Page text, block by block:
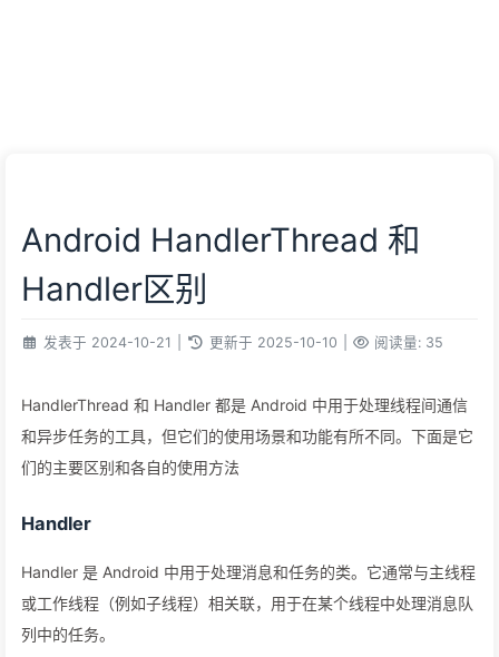
Android HandlerThread 和
Handler区别
发表于 2024-10-21 更新于 2025-10-10 阅读量: 35
HandlerThread 和 Handler 都是 Android 中用于处理线程间通信
和异步任务的工具，但它们的使用场景和功能有所不同。下面是它
们的主要区别和各自的使用方法
Handler
Handler 是 Android 中用于处理消息和任务的类。它通常与主线程
或工作线程（例如子线程）相关联，用于在某个线程中处理消息队
列中的任务。